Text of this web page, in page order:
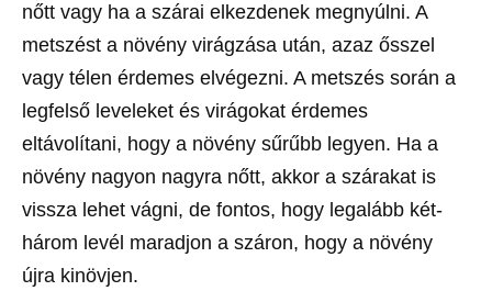
nőtt vagy ha a szárai elkezdenek megnyúlni. A
metszést a növény virágzása után, azaz ősszel
vagy télen érdemes elvégezni. A metszés során a
legfelső leveleket és virágokat érdemes
eltávolítani, hogy a növény sűrűbb legyen. Ha a
növény nagyon nagyra nőtt, akkor a szárakat is
vissza lehet vágni, de fontos, hogy legalább két-
három levél maradjon a száron, hogy a növény
újra kinövjen.